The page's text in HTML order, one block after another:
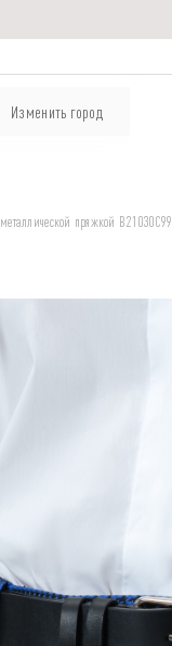
Изменить город
пряжкой B21030C99